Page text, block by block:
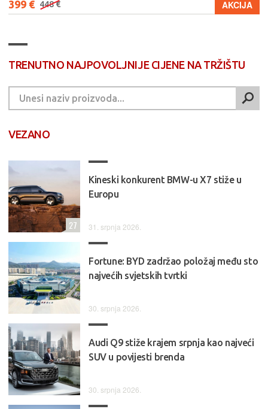
399 € 448 € AKCIJA
TRENUTNO NAJPOVOLJNIJE CIJENE NA TRŽIŠTU
VEZANO
Kineski konkurent BMW-u X7 stiže u
Europu
31. srpnja 2026.
27
Fortune: BYD zadržao položaj među sto
najvećih svjetskih tvrtki
30. srpnja 2026.
Audi Q9 stiže krajem srpnja kao najveći
SUV u povijesti brenda
30. srpnja 2026.